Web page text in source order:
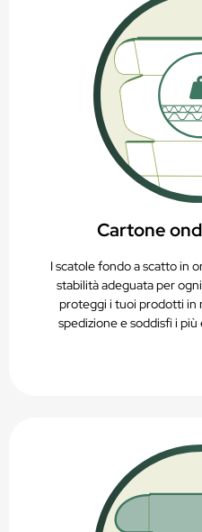
Cartone
I scatole fondo a scatto in
stabilità adeguata per
proteggi i tuoi prodotti in
spedizione e soddisfi i